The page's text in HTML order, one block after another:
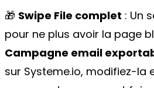
🎁 Swipe File complet : Un
pour ne plus avoir la page
Campagne email
sur Systeme.io, modifiez-la